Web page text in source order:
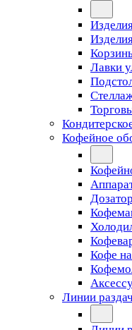
Лавки
Кофейное
Кофе
Линии